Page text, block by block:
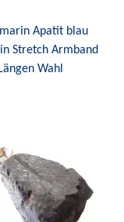
Apatit blau
Stretch Armband
Längen Wahl